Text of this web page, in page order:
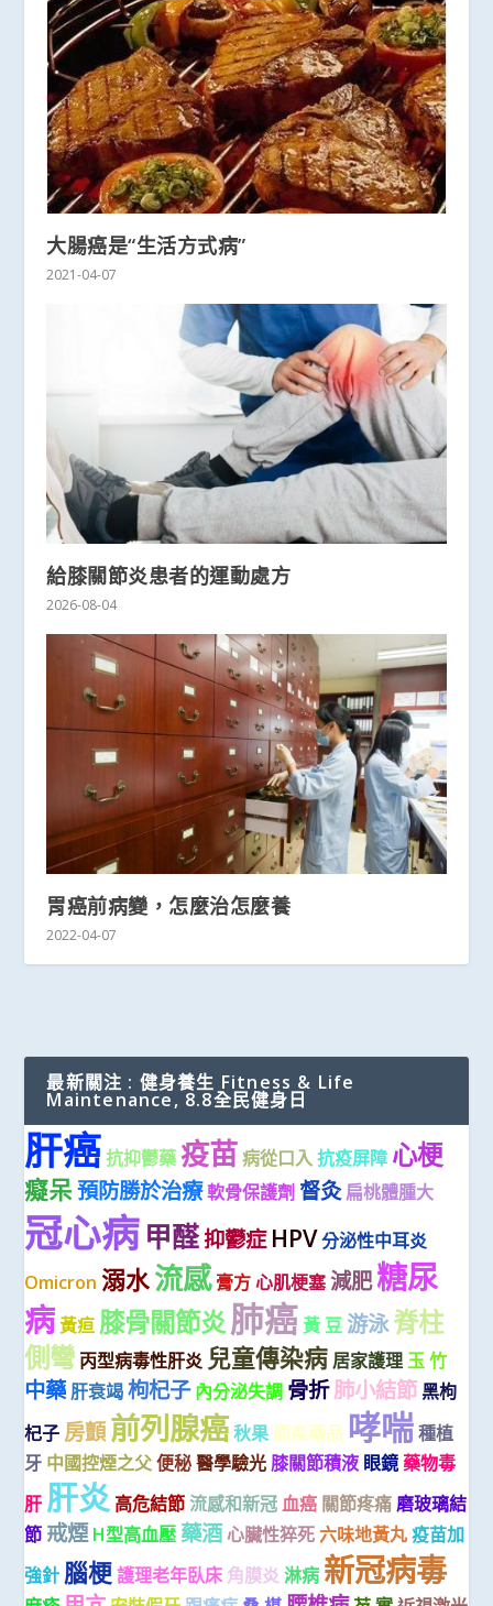
大腸癌是“生活方式病”
2021-04-07
給膝關節炎患者的運動處方
2026-08-04
胃癌前病變，怎麼治怎麼養
2022-04-07
最新關注 : 健身養生 Fitness & Life
Maintenance, 8.8全民健身日
肝癌 抗抑鬱藥 疫苗 病從口入 抗疫屏障 心梗
癡呆 預防勝於治療軟骨保護劑 督灸 扁桃體腫大
冠心病 甲醛抑鬱症 HPV分泌性中耳炎
Omicron 溺水流感 膏方 心肌梗塞 減肥糖尿
病 黃疸 膝骨關節炎肺癌 黃 豆 游泳脊柱
側彎 丙型病毒性肝炎 兒童傳染病 居家護理 玉 竹
中藥 肝衰竭 枸杞子 內分泌失調 骨折肺小結節 黑枸
杞子 房顫前列腺癌秋果 國產藥品 哮喘 種植
牙 中國控煙之父 便秘 醫學驗光 膝關節積液 眼鏡 藥物毒
肝 肝炎 高危結節 流感和新冠 血癌 關節疼痛 磨玻璃結
節 戒煙 H型高血壓 藥酒 心臟性猝死 六味地黃丸 疫苗加
強針 腦梗 護理老年臥床 角膜炎 淋病 新冠病毒